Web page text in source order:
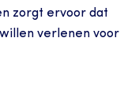
zorgt ervoor dat
verlenen voor